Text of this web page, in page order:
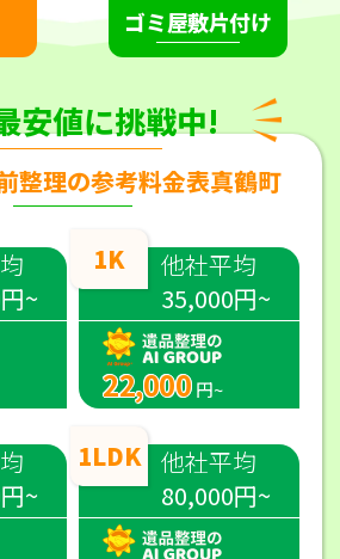
ゴミ屋敷片付け
安値に挑戦中!
整理の参考料金表真鶴町
~
~
1K
他社平均
35,000円~
22,000 円~
1LDK 他社平均
80,000円~